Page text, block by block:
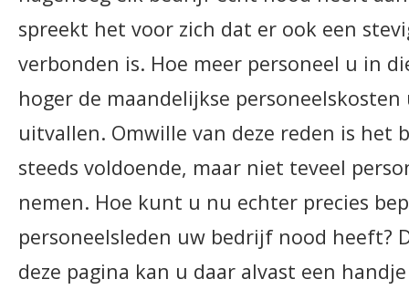
spreekt het voor zich dat er ook een
verbonden is. Hoe meer personeel u in
hoger de maandelijkse
uitvallen. Omwille van deze reden is het
steeds voldoende, maar niet teveel
nemen. Hoe kunt u nu echter precies
personeelsleden uw bedrijf nood heeft?
deze pagina kan u daar alvast een